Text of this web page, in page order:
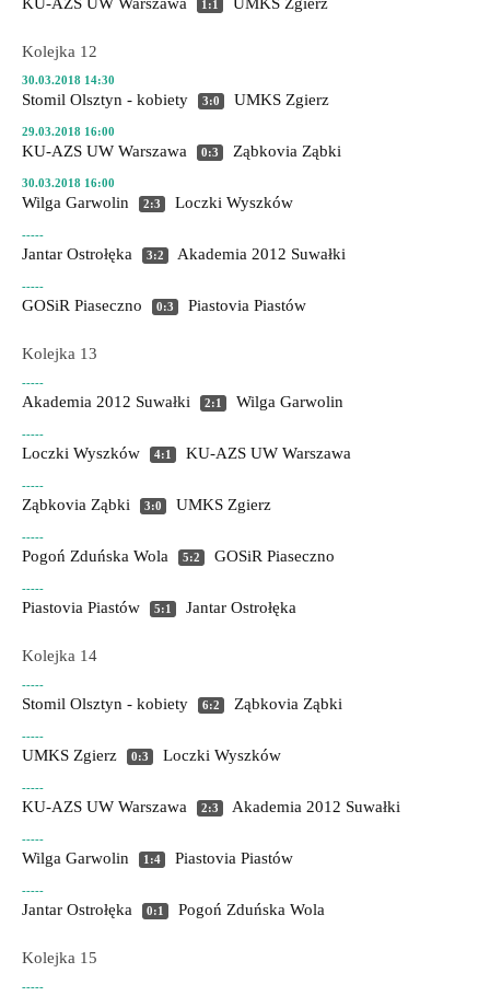
1:1
Kolejka 12
30.03.2018 14:30
Stomil Olsztyn - kobiety 3:0 UMKS Zgierz
29.03.2018 16:00
KU-AZS UW Warszawa 0:3 Ząbkovia Ząbki
30.03.2018 16:00
Wilga Garwolin 2:3 Loczki Wyszków
-----
Jantar Ostrołęka 3:2 Akademia 2012 Suwałki
-----
GOSiR Piaseczno 0:3 Piastovia Piastów
Kolejka 13
-----
Akademia 2012 Suwałki 2:1 Wilga Garwolin
-----
Loczki Wyszków 4:1 KU-AZS UW Warszawa
-----
Ząbkovia Ząbki 3:0 UMKS Zgierz
-----
Pogoń Zduńska Wola 5:2 GOSiR Piaseczno
-----
Piastovia Piastów 5:1 Jantar Ostrołęka
Kolejka 14
-----
Stomil Olsztyn - kobiety 6:2 Ząbkovia Ząbki
-----
UMKS Zgierz 0:3 Loczki Wyszków
-----
KU-AZS UW Warszawa 2:3 Akademia 2012 Suwałki
-----
Wilga Garwolin 1:4 Piastovia Piastów
-----
Jantar Ostrołęka 0:1 Pogoń Zduńska Wola
Kolejka 15
-----